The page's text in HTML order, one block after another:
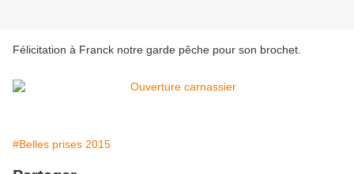
Félicitation à Franck notre garde pêche pour son brochet.
#Belles prises 2015